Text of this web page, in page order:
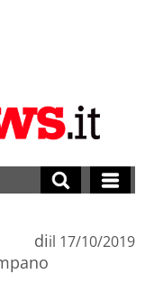
diil 17/10/2019